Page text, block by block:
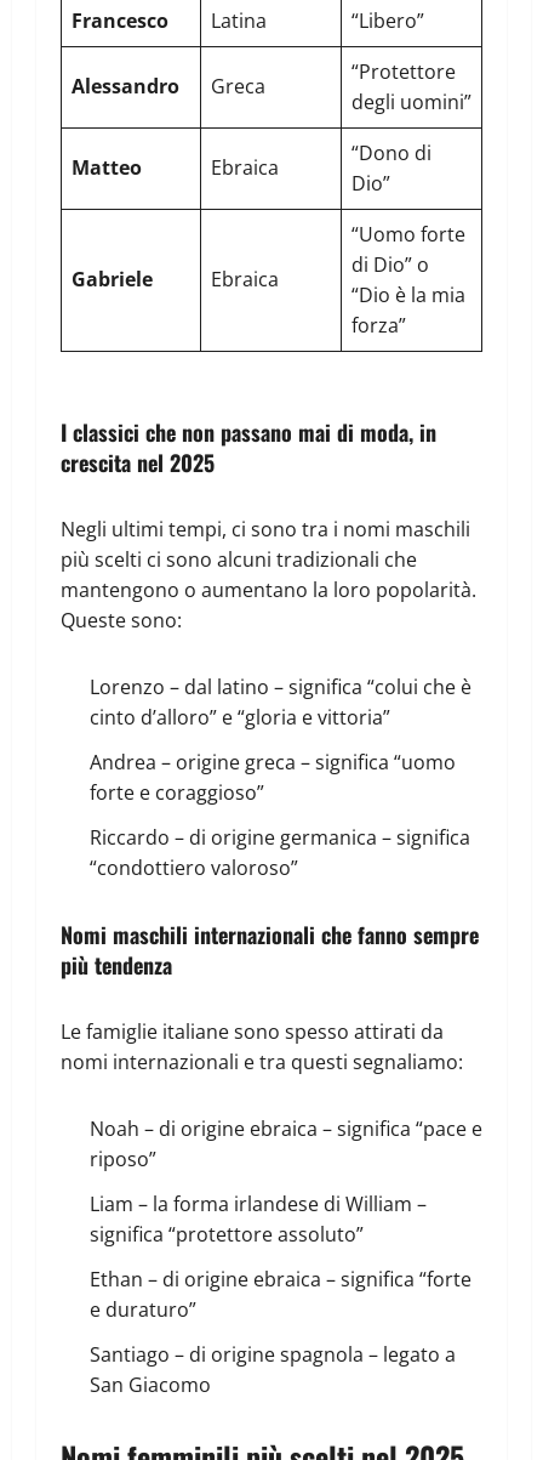
Francesco Latina “Libero”
Alessandro Greca
“Protettore
degli uomini”
Matteo Ebraica
“Dono di
Dio”
Gabriele Ebraica
“Uomo forte
di Dio” o
“Dio è la mia
forza”
I classici che non passano mai di moda, in
crescita nel 2025
Negli ultimi tempi, ci sono tra i nomi maschili
più scelti ci sono alcuni tradizionali che
mantengono o aumentano la loro popolarità.
Queste sono:
Lorenzo – dal latino – significa “colui che è
cinto d’alloro” e “gloria e vittoria”
Andrea – origine greca – significa “uomo
forte e coraggioso”
Riccardo – di origine germanica – significa
“condottiero valoroso”
Nomi maschili internazionali che fanno sempre
più tendenza
Le famiglie italiane sono spesso attirati da
nomi internazionali e tra questi segnaliamo:
Noah – di origine ebraica – significa “pace e
riposo”
Liam – la forma irlandese di William –
significa “protettore assoluto”
Ethan – di origine ebraica – significa “forte
e duraturo”
Santiago – di origine spagnola – legato a
San Giacomo